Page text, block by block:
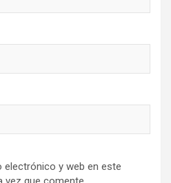
electrónico y web en este